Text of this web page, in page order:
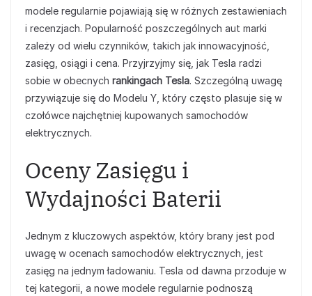
modele regularnie pojawiają się w różnych zestawieniach
i recenzjach. Popularność poszczególnych aut marki
zależy od wielu czynników, takich jak innowacyjność,
zasięg, osiągi i cena. Przyjrzyjmy się, jak Tesla radzi
sobie w obecnych rankingach Tesla. Szczególną uwagę
przywiązuje się do Modelu Y, który często plasuje się w
czołówce najchętniej kupowanych samochodów
elektrycznych.
Oceny Zasięgu i
Wydajności Baterii
Jednym z kluczowych aspektów, który brany jest pod
uwagę w ocenach samochodów elektrycznych, jest
zasięg na jednym ładowaniu. Tesla od dawna przoduje w
tej kategorii, a nowe modele regularnie podnoszą